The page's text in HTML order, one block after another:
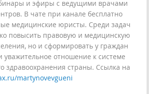
и эфиры с ведущими врачами
В чате при канале бесплатно
медицинские юристы. Среди задач
повысить правовую и медицинскую
но и сформировать у граждан
уважительное отношение к системе
здравоохранения страны. Ссылка на
martynovevgueni